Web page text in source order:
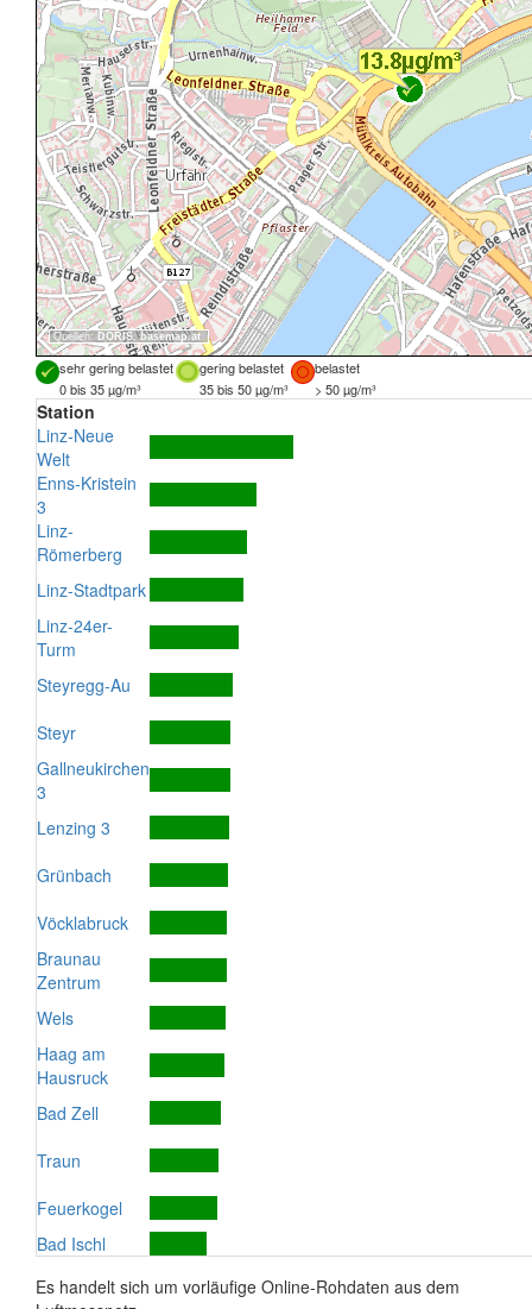
Quellen: DORIS,basemap.at
sehr gering belastet gering belastet
belastet
0 bis 35 µg/m³
35 bis 50 µg/m³ > 50 µg/m³
Station
Linz-Neue
Welt
Enns-Kristein
3
Linz-
Römerberg
Linz-Stadtpark
Linz-24er-
Turm
Steyregg-Au
Steyr
Gallneukirchen
3
Lenzing 3
Grünbach
Vöcklabruck
Braunau
Zentrum
Wels
Haag am
Hausruck
Bad Zell
Traun
Feuerkogel
Bad Ischl
Es handelt sich um vorläufige Online-Rohdaten aus dem